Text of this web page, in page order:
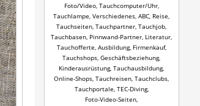
Foto/Video, Tauchcomputer/Uhr,
Tauchlampe Verschiedenes ABC Reise
Tauchseiten Tauchpartner Tauchjob
Tauchbasen Pinnwand-Partner Literatur
Tauchofferte Ausbildung, Firmenkauf,
Tauchshops Geschäftsbeziehung,
Kinderausrüstung, Tauchausbildung,
Online-Shops Tauchreisen Tauchclubs
Tauchportale TEC-Diving,
Foto-Video-Seiten